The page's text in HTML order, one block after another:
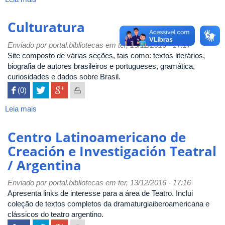
Albin
Música
Popular
Brasileira
Culturatura
Enviado porportal.bibliotecas em ter, 13/12/2016 - 17:17
Site composto de várias seções, tais como: textos literários,
biografia de autores brasileiros e portugueses, gramática,
curiosidades e dados sobre Brasil.
 (0)
Leia mais
Centro Latinoamericano de
Creación e Investigación Teatral
/ Argentina
Enviado porportal.bibliotecas em ter, 13/12/2016 - 17:16
Apresenta links de interesse para a área de Teatro. Inclui
coleção de textos completos da dramaturgiaiberoamericana e
clássicos do teatro argentino.